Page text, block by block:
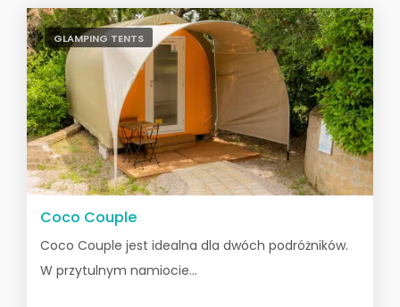
GLAMPING TENTS
Coco Couple
Coco Couple jest idealna dla dwóch podróżników.
W przytulnym namiocie...